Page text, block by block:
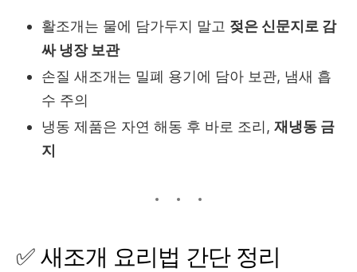
활조개는 물에 담가두지 말고 젖은 신문지로 감
싸 냉장 보관
손질 새조개는 밀폐 용기에 담아 보관, 냄새 흡
수 주의
냉동 제품은 자연 해동 후 바로 조리, 재냉동 금
지
✅ 새조개 요리법 간단 정리